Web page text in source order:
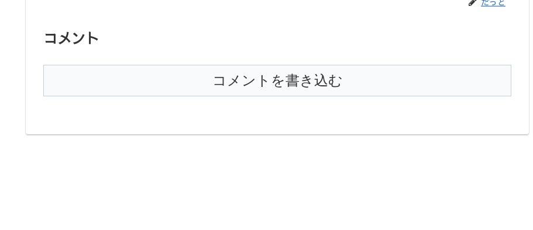
コメント
コメントを書き込む